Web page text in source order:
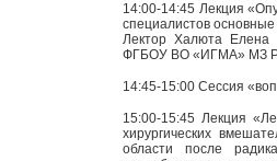
14:00-14:45 Лекция
специалистов
Лектор Халюта Елена
ФГБОУ ВО «ИГМА» МЗ
14:45-15:00 Сессия
15:00-15:45 Лекция
хирургических
области после